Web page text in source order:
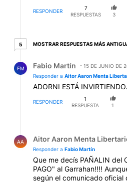
RESPONDER
7
RESPUESTAS
3
55 respuestas más antiguas
MOSTRAR RESPUESTAS MÁS
FM Fabio Martín
15 DE JUNIO DE
Responder a Aitor Aaron Menta
ADORNI ESTÁ INVIRTIENDO.
RESPONDER
1
RESPUESTA
1
AA Aitor Aaron Menta
Responder a Fabio Martín
Que me decís PAÑALIN del
PAGO" al Garrahan!!!!
según el comunicado oficial